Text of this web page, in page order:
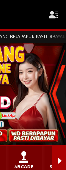
BERAPAPUN PASTI
ARCADE